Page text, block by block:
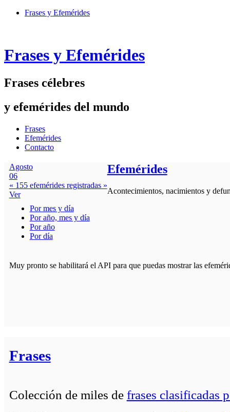
Frases y Efemérides
Frases y Efemérides
Frases célebres
y efemérides del mundo
Frases
Efemérides
Contacto
Agosto
06
« 155 efemérides registradas »
Ver
Efemérides
Acontecimientos, nacimientos y
Por mes y día
Por año, mes y día
Por año
Por día
Muy pronto se habilitará el API para que puedas mostrar las
Frases
Colección de miles de frases clasificadas